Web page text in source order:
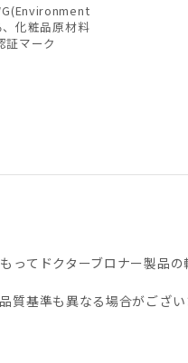
化粧品原材料
証マーク
てドクターブロナー製品の
基準も異なる場合がござ